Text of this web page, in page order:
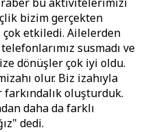
bizim gerçekten
etkiledi. Ailelerden
susmadı ve
dönüşler çok iyi oldu.
olur. Biz izahıyla
oluşturduk.
daha da farklı
dedi.